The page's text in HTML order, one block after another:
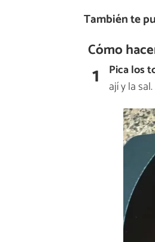
También te
Cómo
1 Pica los
ají y la sal.